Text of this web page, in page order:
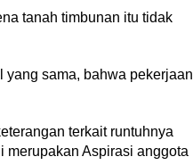
tanah timbunan itu tidak
yang sama, bahwa pekerjaan
terkait runtuhnya
merupakan Aspirasi anggota